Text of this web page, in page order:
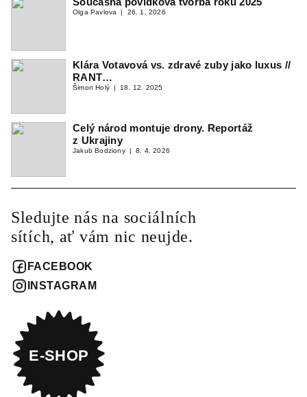
Olga Pavlova 26. 1. 2026
Klára Votavová vs. zdravé zuby jako luxus //
RANT…
Šimon Holý 18. 12. 2025
Celý národ montuje drony. Reportáž
z Ukrajiny
Jakub Bodziony 8. 4. 2026
Sledujte nás na sociálních
sítích, ať vám nic neujde.
FACEBOOK
INSTAGRAM
E-SHOP